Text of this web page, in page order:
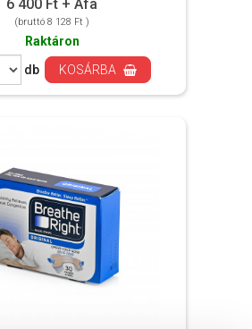
6 400 Ft + Áfa
(bruttó 8 128 Ft )
Raktáron
db
KOSÁRBA